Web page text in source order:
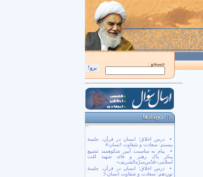
جستجو :
درس اخلاق؛ انسان در قرآن، جلسۀ
بیستم: سعادت و شقاوت انسان-4
پیام به مناسبت آیین شکوهمند تشییع
پیکر پاک رهبر و قائد شهید امّت
اسلامی«قدّس‌سرّه‌الشریف»
درس اخلاق؛ انسان در قرآن، جلسۀ
نوزدهم: سعادت و شقاوت انسان-3